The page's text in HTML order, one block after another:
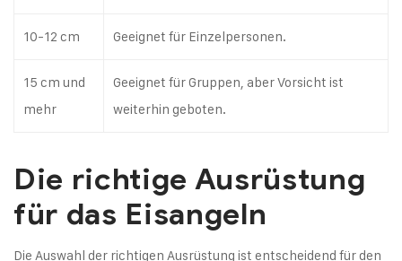
10-12 cm Geeignet für Einzelpersonen.
15 cm und
mehr
Geeignet für Gruppen, aber Vorsicht ist
weiterhin geboten.
Die richtige Ausrüstung
für das Eisangeln
Die Auswahl der richtigen Ausrüstung ist entscheidend für den